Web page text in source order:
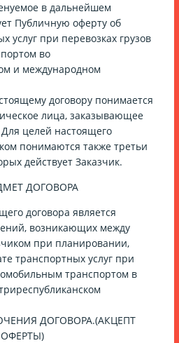
в дальнейшем
Публичную оферту об
услуг при перевозках грузов
во
и международном
договору понимается
лица, заказывающее
целей настоящего
понимаются также третьи
действует Заказчик.
ДОГОВОРА
договора является
возникающих между
при планировании,
транспортных услуг при
транспортом в
ДОГОВОРА.(АКЦЕПТ
ОФЕРТЫ)